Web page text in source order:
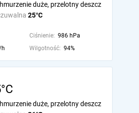
25°C
duże, przelotny deszcz
Ciśnienie: 986 hPa
h Wilgotność: 94%
duże, przelotny deszcz